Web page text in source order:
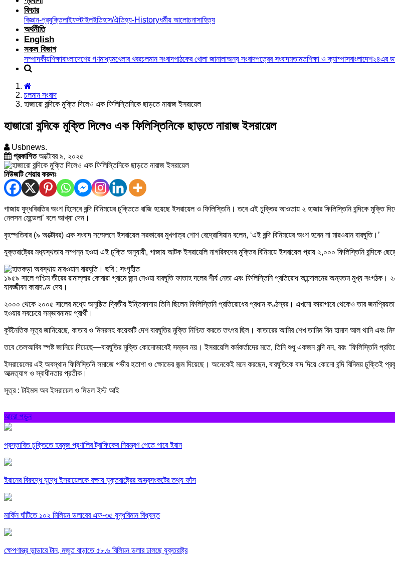
ফিচার
বিজ্ঞান-প্রযুক্তিলাইফস্টাইলইতিহাস/ঐতিহ্য-Historyধর্মীয় আলোচনাসাহিত্য
অর্থনীতি
English
সকল বিভাগ
সম্পাদকীয়শিক্ষাবাংলাদেশের গণমাধ্যমখেলার খবরচলমান সংবাদপাঠকের খোলা জানালাঅন্য সংবাদপত্রের সংবাদমতামতশিক্ষা ও ক্যাম্পাসবাংলাদেশ২৪এর
চলমান সংবাদ
হাজারো বন্দিকে মুক্তি দিলেও এক ফিলিস্তিনিকে ছাড়তে নারাজ ইসরায়েল
হাজারো বন্দিকে মুক্তি দিলেও এক ফিলিস্তিনিকে ছাড়তে নারাজ ইসরায়েল
Usbnews.
প্রকাশিতঅক্টোবর ৯, ২০২৫
নিউজটি শেয়ার করুনঃ
গাজায় যুদ্ধবিরতির অংশ হিসেবে বন্দি বিনিময়ের চুক্তিতে রাজি হয়েছে ইসরায়েল ও ফিলিস্তিনি। তবে এই চুক্তির আওতায় ২ হাজার ফিলিস্তিনি বন্দিকে মুক্তি
নেলসন মেন্ডেলা’ বলে আখ্যা দেন।
বৃহস্পতিবার (৯ অক্টোবর) এক সংবাদ সম্মেলনে ইসরায়েল সরকারের মুখপাত্র শোশ বেদ্রোসিয়ান বলেন, ‘এই বন্দি বিনিময়ের অংশ হবেন না মারওয়ান বারঘুতি।’
যুক্তরাষ্ট্রের মধ্যস্থতায় সম্পন্ন হওয়া এই চুক্তি অনুযায়ী, গাজায় আটক ইসরায়েলি নাগরিকদের মুক্তির বিনিময়ে ইসরায়েল প্রায় ২,০০০ ফিলিস্তিনি বন্দিকে
১৯৫৯ সালে পশ্চিম তীরের রামাল্লার কোবারা গ্রামে জন্ম নেওয়া বারঘুতি ফাতাহ দলের শীর্ষ নেতা এবং ফিলিস্তিনি প্রতিরোধ আন্দোলনের অন্যতম মুখ্য
যাবজ্জীবন কারাদণ্ড দেয়।
২০০০ থেকে ২০০৫ সালের মধ্যে অনুষ্ঠিত দ্বিতীয় ইন্তিফাদায় তিনি ছিলেন ফিলিস্তিনি প্রতিরোধের প্রধান কণ্ঠস্বর। এখনো কারাগারে থেকেও তার
হওয়ার সবচেয়ে সম্ভাবনাময় প্রার্থী।
কূটনৈতিক সূত্র জানিয়েছে, কাতার ও মিসরসহ কয়েকটি দেশ বারঘুতির মুক্তি নিশ্চিত করতে তৎপর ছিল। কাতারের আমির শেখ তামিম বিন হামাদ আল থানি এবং
তবে তেলআবিব স্পষ্ট জানিয়ে দিয়েছে—বারঘুতির মুক্তি কোনোভাবেই সম্ভব নয়। ইসরায়েলি কর্মকর্তাদের মতে, তিনি শুধু একজন বন্দি নন, বরং ‘ফিলিস্তিনি
ইসরায়েলের এই অবস্থান ফিলিস্তিনি সমাজে গভীর হতাশা ও ক্ষোভের জন্ম দিয়েছে। অনেকেই মনে করছেন, বারঘুতিকে বাদ দিয়ে কোনো বন্দি বিনিময় চুক্তিই
আত্মত্যাগ ও স্বাধীনতার প্রতীক।
সূত্র : টাইমস অব ইসরায়েল ও মিডল ইস্ট আই
আরো পড়ুন
প্রস্তাবিত চুক্তিতে হরমুজ প্রণালির ট্রাফিকের নিয়ন্ত্রণ পেতে পারে ইরান
ইরানের বিরুদ্ধে যুদ্ধে ইসরায়েলকে রক্ষায় যুক্তরাষ্ট্রের অস্ত্রসংকটের তথ্য ফাঁস
মার্কিন ঘাঁটিতে ১০২ মিলিয়ন ডলারের এফ-৩৫ যুদ্ধবিমান বিধ্বস্ত
ক্ষেপণাস্ত্র ভান্ডারে টান, মজুত বাড়াতে ৫৮.৬ বিলিয়ন ডলার ঢালছে যুক্তরাষ্ট্র